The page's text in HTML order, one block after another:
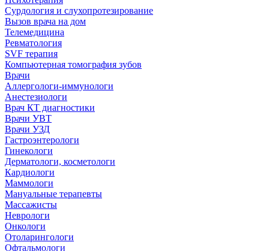
Сурдология и слухопротезирование
Вызов врача на дом
Телемедицина
Ревматология
SVF терапия
Компьютерная томография зубов
Врачи
Аллергологи-иммунологи
Анестезиологи
Врач КТ диагностики
Врачи УВТ
Врачи УЗД
Гастроэнтерологи
Гинекологи
Дерматологи, косметологи
Кардиологи
Маммологи
Мануальные терапевты
Массажисты
Неврологи
Онкологи
Отоларингологи
Офтальмологи